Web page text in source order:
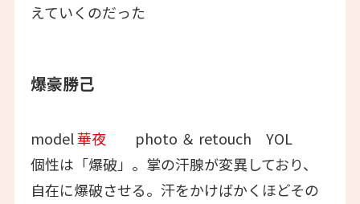
えていくのだった
爆豪勝己
model華夜photo ＆ retouch YOL
個性は「爆破」。掌の汗腺が変異しており、
自在に爆破させる。汗をかけばかくほどその